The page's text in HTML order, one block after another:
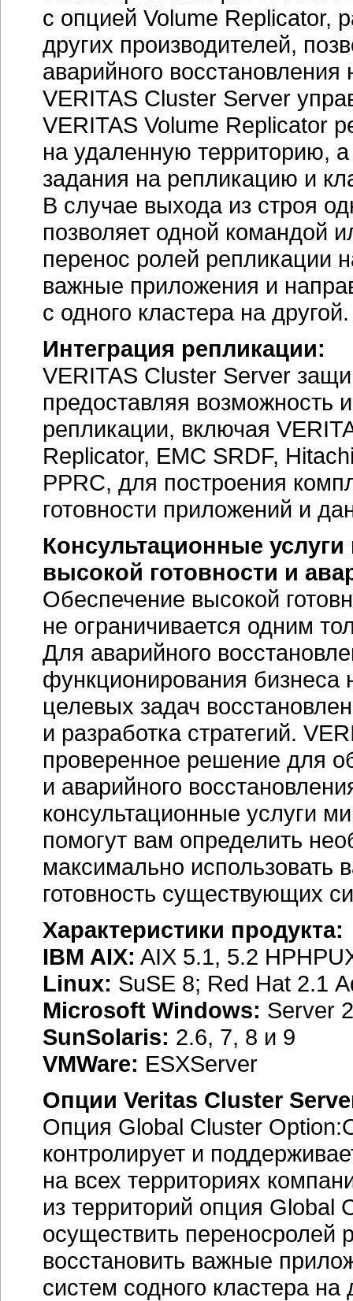
с опцией Volume Replicator,
других производителей,
аварийного
VERITAS Cluster Server
VERITAS Volume Replicator
на удаленную территорию,
задания на репликацию и
В случае выхода из строя
позволяет одной командой
перенос ролей репликации
важные приложения и
с одного кластера на другой.
Интеграция репликации:
VERITAS Cluster Server
предоставляя
репликации, включая
Replicator, EMC SRDF,
PPRC, для построения
готовности приложений и
Консультационные
высокой готовности и
Обеспечение высокой
не ограничивается одним
Для аварийного
функционирования бизнеса
целевых задач
и разработка стратегий.
проверенное решение для
и аварийного
консультационные услуги
помогут вам определить
максимально использовать
готовность существующих
Характеристики продукта:
IBM AIX: AIX 5.1, 5.2
Linux: SuSE 8; Red Hat 2.1
Microsoft Windows: Server
SunSolaris: 2.6, 7, 8 и 9
VMWare: ESXServer
Опции Veritas Cluster
Опция Global Cluster
контролирует и
на всех территориях
из территорий опция
осуществить переносролей
восстановить важные
систем содного кластера на